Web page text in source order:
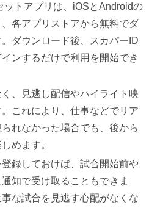
ットアプリは、iOSとAndroidの
各アプリストアから無料でダ
ダウンロード後、スカパーID
ンするだけで利用を開始でき
、見逃し配信やハイライト映
これにより、仕事などでリア
れなかった場合でも、後から
めます。
録しておけば、試合開始前や
知で受け取ることもできま
な試合を見逃す心配がなくな